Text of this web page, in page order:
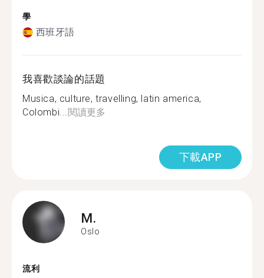
學
西班牙語
我喜歡談論的話題
Musica, culture, travelling, latin america,
Colombi...閱讀更多
下載APP
M.
Oslo
流利